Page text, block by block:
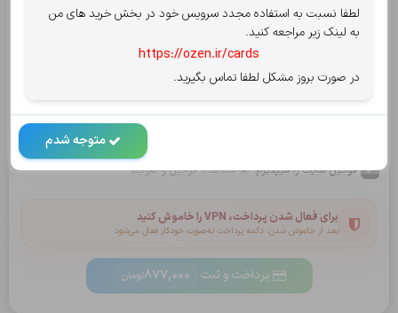
پرداخت از درگاه
قوانین سایت را میپذیرم. مشاهده قوانین و ضوابط
برای فعال شدن پرداخت، VPN را خاموش کنید
بعد از خاموش شدن، دکمه پرداخت به‌صورت خودکار فعال می‌شود
پرداخت و ثبت 877,000تومان
لطفا نسبت به استفاده مجدد سرویس خود در بخش خرید های من
به لینک زیر مراجعه کنید.
https://ozen.ir/cards
در صورت بروز مشکل لطفا تماس بگیرید.
متوجه شدم